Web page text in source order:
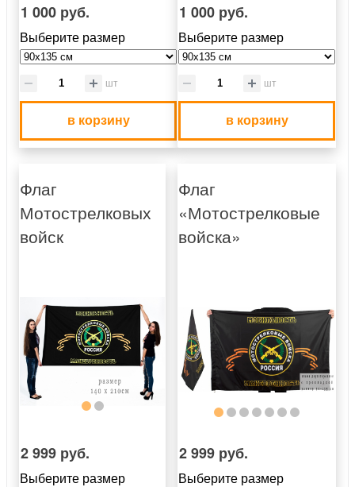
1 000 руб.
Выберите размер
шт
в корзину
1 000 руб.
Выберите размер
шт
в корзину
Флаг
Мотострелковых
войск
2 999 руб.
Выберите размер
Флаг
«Мотострелковые
войска»
2 999 руб.
Выберите размер